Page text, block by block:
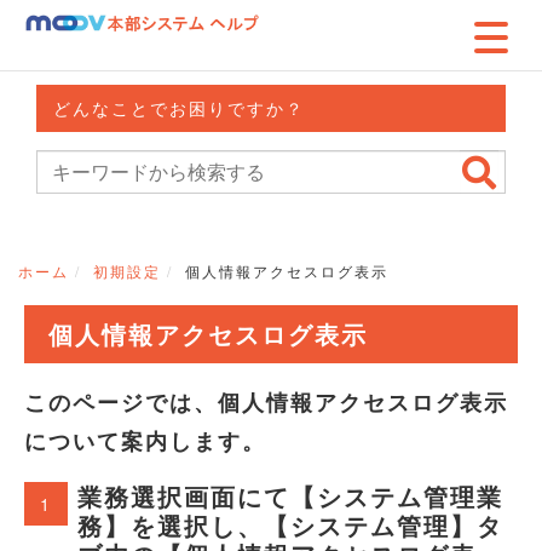
どんなことでお困りですか？
ホーム 初期設定 個人情報アクセスログ表示
個人情報アクセスログ表示
このページでは、個人情報アクセスログ表示
について案内します。
1
業務選択画面にて【システム管理業
務】を選択し、【システム管理】タ